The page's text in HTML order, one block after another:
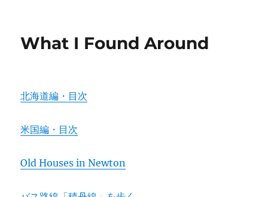
What I Found Around
北海道編・目次
米国編・目次
Old Houses in Newton